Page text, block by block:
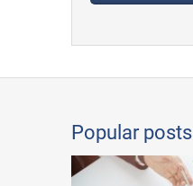
Popular posts